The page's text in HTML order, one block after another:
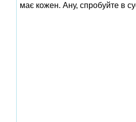
має кожен. Ану, спробуйте в